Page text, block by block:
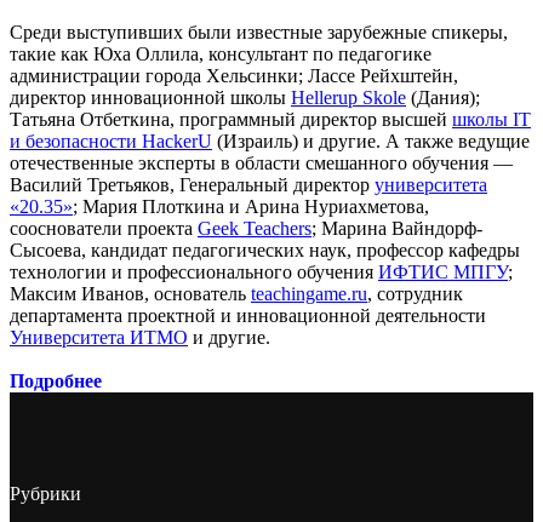
Среди выступивших были известные зарубежные спикеры,
такие как Юха Оллила, консультант по педагогике
администрации города Хельсинки; Лассе Рейхштейн,
директор инновационной школы Hellerup Skole (Дания);
Татьяна Отбеткина, программный директор высшей школы IT
и безопасности HackerU (Израиль) и другие. А также ведущие
отечественные эксперты в области смешанного обучения —
Василий Третьяков, Генеральный директор университета
«20.35»; Мария Плоткина и Арина Нуриахметова,
сооснователи проекта Geek Teachers; Марина Вайндорф-
Сысоева, кандидат педагогических наук, профессор кафедры
технологии и профессионального обучения ИФТИС МПГУ;
Максим Иванов, основатель teachingame.ru, сотрудник
департамента проектной и инновационной деятельности
Университета ИТМО и другие.
Подробнее
Рубрики